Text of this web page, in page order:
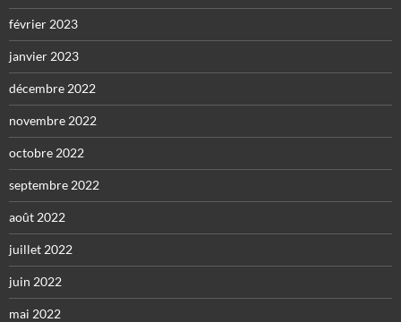
février 2023
janvier 2023
décembre 2022
novembre 2022
octobre 2022
septembre 2022
août 2022
juillet 2022
juin 2022
mai 2022